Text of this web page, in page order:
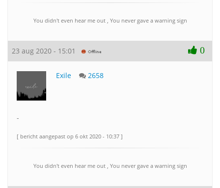
You didn't even hear me out , You never gave a warning sign
23 aug 2020 - 15:01 0
Exile 2658
-
[ bericht aangepast op 6 okt 2020 - 10:37 ]
You didn't even hear me out , You never gave a warning sign